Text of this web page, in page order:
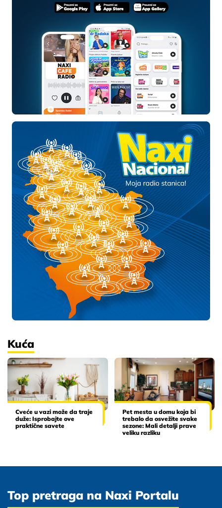
Kuća
Cveće u vazi može da traje
duže: Isprobajte ove
praktične savete
Pet mesta u domu koja bi
trebalo da osvežite svake
sezone: Mali detalji prave
veliku razliku
Top pretraga na Naxi Portalu